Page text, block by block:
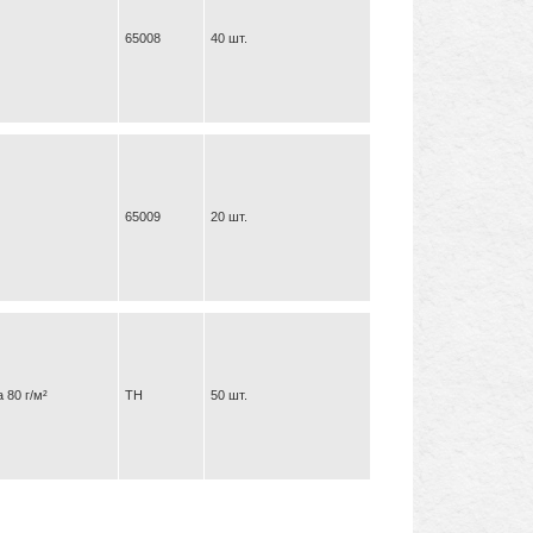
65008 40 шт.
65009 20 шт.
80 г/м² ТН 50 шт.